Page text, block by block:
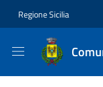
Regione Sicilia